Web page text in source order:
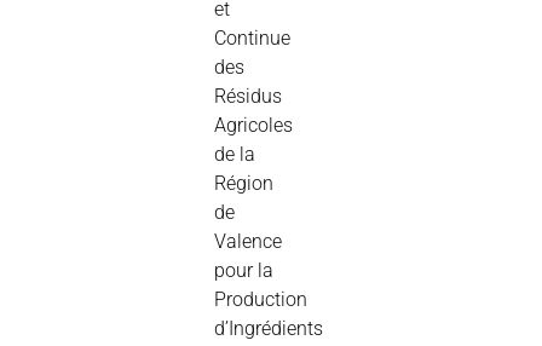
et
Continue
des
Résidus
Agricoles
de la
Région
de
Valence
pour la
Production
d’Ingrédients